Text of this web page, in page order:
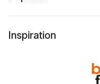
Inspiration